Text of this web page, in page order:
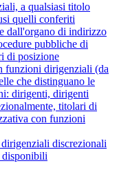
a qualsiasi titolo
quelli conferiti
dall'organo di indirizzo
pubbliche di
di posizione
funzioni dirigenziali (da
che distinguano le
dirigenti, dirigenti
titolari di
con funzioni
discrezionali
disponibili